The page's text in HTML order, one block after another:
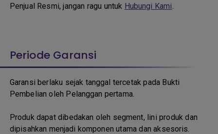
Penjual Resmi, jangan ragu untuk Hubungi Kami.
Periode Garansi
Garansi berlaku sejak tanggal tercetak pada Bukti
Pembelian oleh Pelanggan pertama.
Produk dapat dibedakan oleh segment, lini produk dan
dipisahkan menjadi komponen utama dan aksesoris.